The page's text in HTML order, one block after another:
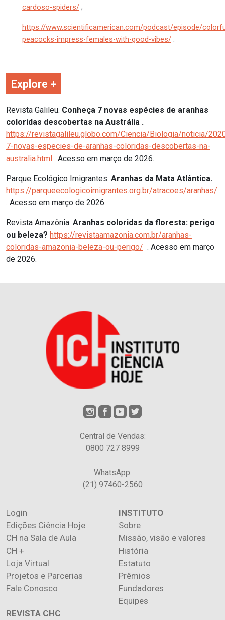
cardoso-spiders/ ;
https://www.scientificamerican.com/podcast/episode/
peacocks-impress-females-with-good-vibes/ .
Explore +
Revista Galileu. Conheça 7 novas espécies de aranhas
coloridas descobertas na Austrália .
https://revistagalileu.globo.com/Ciencia/Biologia/noticia/
7-novas-especies-de-aranhas-coloridas-descobertas-na-
australia.html . Acesso em março de 2026.
Parque Ecológico Imigrantes. Aranhas da Mata Atlântica.
https://parqueecologicoimigrantes.org.br/atracoes/aranhas/
. Acesso em março de 2026.
Revista Amazônia. Aranhas coloridas da floresta: perigo
ou beleza? https://revistaamazonia.com.br/aranhas-
coloridas-amazonia-beleza-ou-perigo/ . Acesso em março
de 2026.
Central de Vendas:
0800 727 8999
WhatsApp:
(21) 97460-2560
Login
Edições Ciência Hoje
CH na Sala de Aula
CH +
Loja Virtual
Projetos e Parcerias
Fale Conosco
INSTITUTO
Sobre
Missão, visão e valores
História
Estatuto
Prêmios
Fundadores
Equipes
REVISTA CHC